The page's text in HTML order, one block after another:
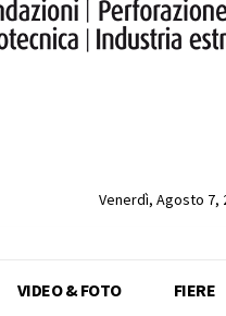
Venerdì, Agosto 7,
VIDEO & FOTO FIERE